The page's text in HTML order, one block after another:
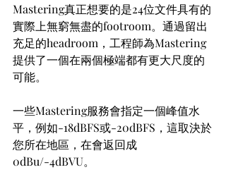
Mastering真正想要的是24位文件具有的
實際上無窮無盡的footroom。通過留出
充足的headroom，工程師為Mastering
提供了一個在兩個極端都有更大尺度的
可能。
一些Mastering服務會指定一個峰值水
平，例如-18dBFS或-20dBFS，這取決於
您所在地區，在會返回成
0dBu/-4dBVU。